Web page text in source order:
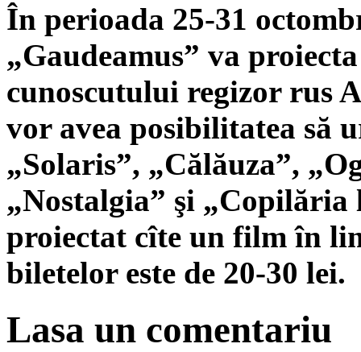
În perioada 25-31
„Gaudeamus” va
cunoscutului regizor rus
vor avea posibilitatea să
„Solaris”, „Călăuza”,
„Nostalgia” şi
proiectat cîte un film în
biletelor este de 20-30 lei.
Lasa un comentariu